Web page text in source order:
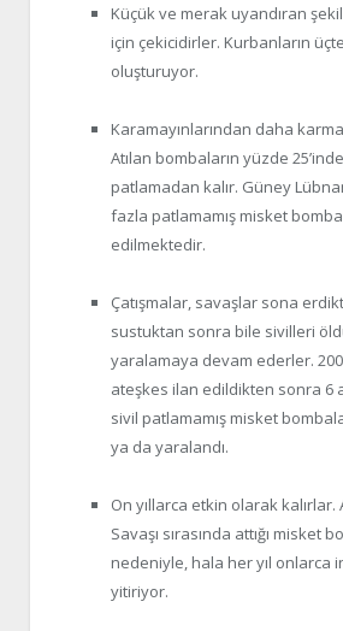
Küçük ve merak uyandıran
için çekicidirler. Kurbanların
oluşturuyor.
Karamayınlarından daha
Atılan bombaların yüzde
patlamadan kalır. Güney
fazla patlamamış misket
edilmektedir.
Çatışmalar, savaşlar sona
sustuktan sonra bile sivilleri
yaralamaya devam ederler.
ateşkes ilan edildikten sonra 6
sivil patlamamış misket
ya da yaralandı.
On yıllarca etkin olarak kalırlar.
Savaşı sırasında attığı misket
nedeniyle, hala her yıl onlarca
yitiriyor.